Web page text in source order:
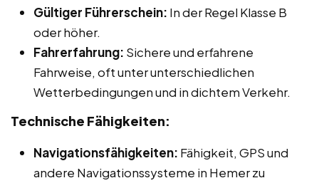
Gültiger Führerschein: In der Regel Klasse B
oder höher.
Fahrerfahrung: Sichere und erfahrene
Fahrweise, oft unter unterschiedlichen
Wetterbedingungen und in dichtem Verkehr.
Technische Fähigkeiten:
Navigationsfähigkeiten: Fähigkeit, GPS und
andere Navigationssysteme in Hemer zu